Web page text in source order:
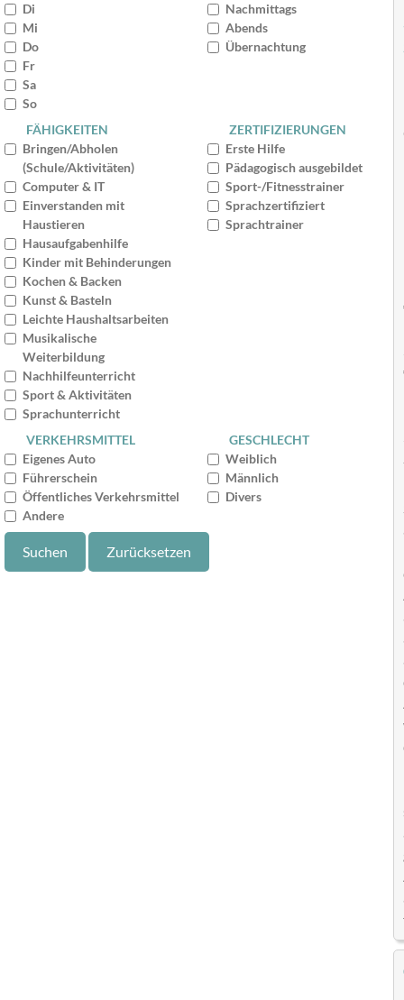
Di
Mi
Do
Fr
Sa
So
Nachmittags
Abends
Übernachtung
FÄHIGKEITEN
Bringen/Abholen
(Schule/Aktivitäten)
Computer & IT
Einverstanden mit
Haustieren
Hausaufgabenhilfe
Kinder mit Behinderungen
Kochen & Backen
Kunst & Basteln
Leichte Haushaltsarbeiten
Musikalische
Weiterbildung
Nachhilfeunterricht
Sport & Aktivitäten
Sprachunterricht
ZERTIFIZIERUNGEN
Erste Hilfe
Pädagogisch ausgebildet
Sport-/Fitnesstrainer
Sprachzertifiziert
Sprachtrainer
VERKEHRSMITTEL
Eigenes Auto
Führerschein
Öffentliches Verkehrsmittel
Andere
GESCHLECHT
Weiblich
Männlich
Divers